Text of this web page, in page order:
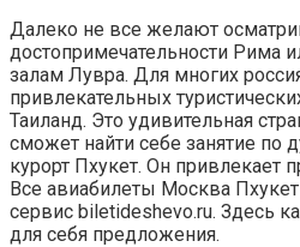
Далеко не все желают
достопримечательности Рима
залам Лувра. Для многих
привлекательных
Таиланд. Это удивительная
сможет найти себе занятие
курорт Пхукет. Он привлекает
Все авиабилеты Москва
сервис biletideshevo.ru. Здесь
для себя предложения.